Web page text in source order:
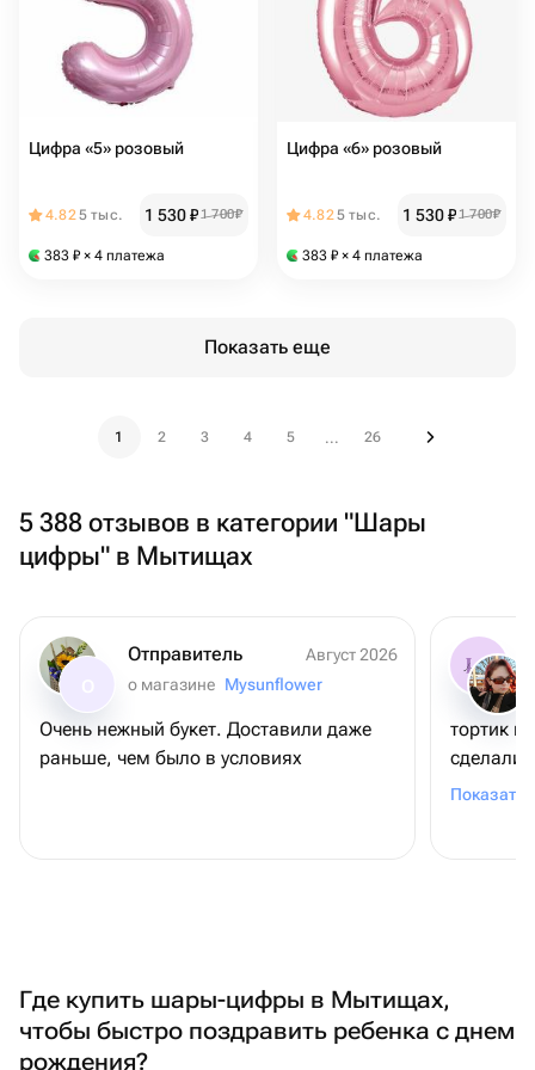
Цифра «5» розовый
4.825 тыс. 1 530₽1 700₽
383 ₽ × 4 платежа
Цифра «6» розовый
4.825 тыс. 1 530₽1 700₽
383 ₽ × 4 платежа
Показать еще
1 2 3 4 5 ... 26
5 388 отзывов в категории "Шары
цифры" в Мытищах
Отправитель
Август 2026
о магазине Mysunflower
Очень нежный букет. Доставили даже
раньше, чем было в условиях
тортик
сделали
моей
Показать
Где купить шары-цифры в Мытищах,
чтобы быстро поздравить ребенка с днем
рождения?